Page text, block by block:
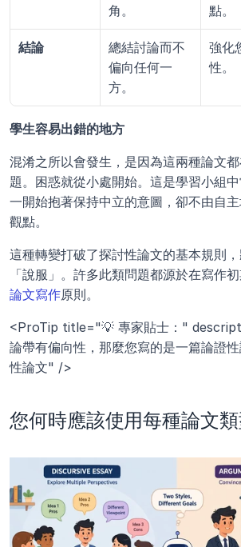
角。
點。
結論
總結討論而不
偏向任何一
方。
強化
性。
學生容易出錯的地方
混淆之所以會發生，是因為這兩種論文
題。困惑就從小處開始。這是學習小組
一開始抱著保持中立的意圖，卻不由自
觀點。
這種轉變打破了探討性論文的基本規則
「說服」。許多此類問題都源於在寫作
論文寫作原則。
<ProTip title="💡 專家貼士："
論帶有偏向性，那麼您寫的是一篇論證
性論文" />
您何時應該使用每種論文類